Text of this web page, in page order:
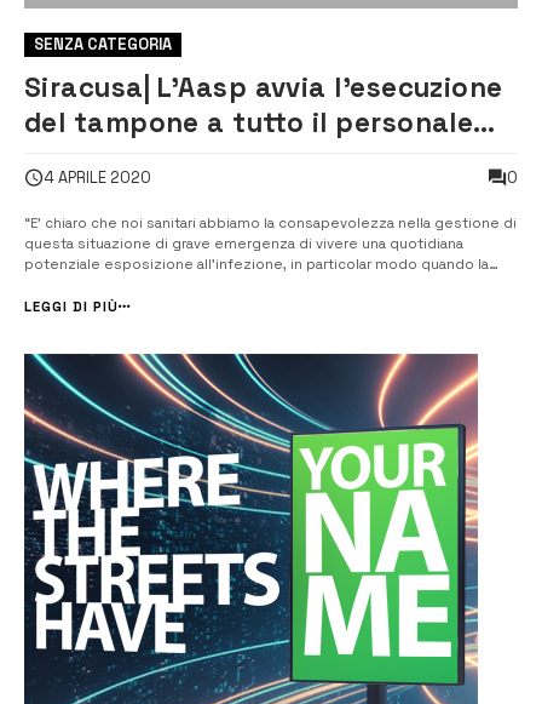
SENZA CATEGORIA
Siracusa| L’Aasp avvia l’esecuzione
del tampone a tutto il personale
4 APRILE 2020 0
“E’ chiaro che noi sanitari abbiamo la consapevolezza nella gestione di
questa situazione di grave emergenza di vivere una quotidiana
potenziale esposizione all’infezione, in particolar modo quando la
evidente”. [/] Lo afferma il direttore del reparto di Oncologia medica
LEGGI DI PIÙ